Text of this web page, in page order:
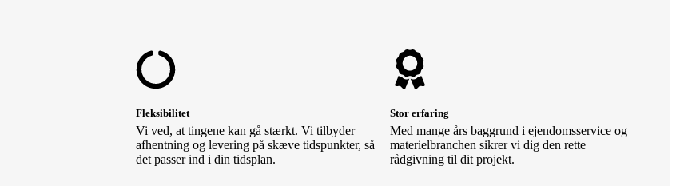
Fleksibilitet
Vi ved, at tingene kan gå stærkt. Vi tilbyder
afhentning og levering på skæve tidspunkter, så
det passer ind i din tidsplan.
Stor erfaring
Med mange års baggrund i ejendomsservice og
materielbranchen sikrer vi dig den rette
rådgivning til dit projekt.